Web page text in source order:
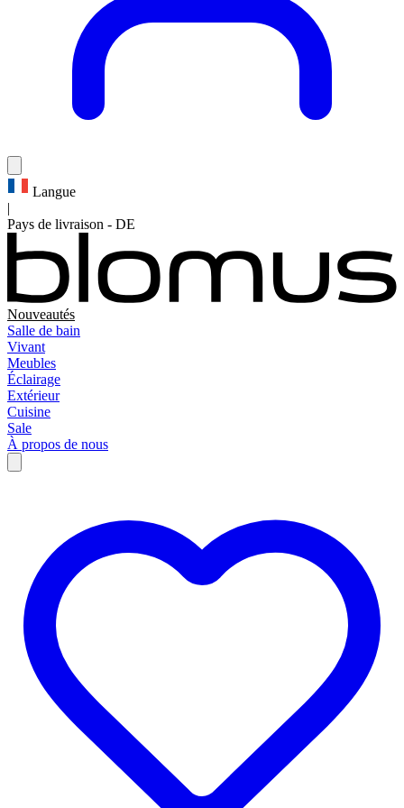
Langue
|
Pays de livraison - DE
Nouveautés
Salle de bain
Vivant
Meubles
Éclairage
Extérieur
Cuisine
Sale
À propos de nous